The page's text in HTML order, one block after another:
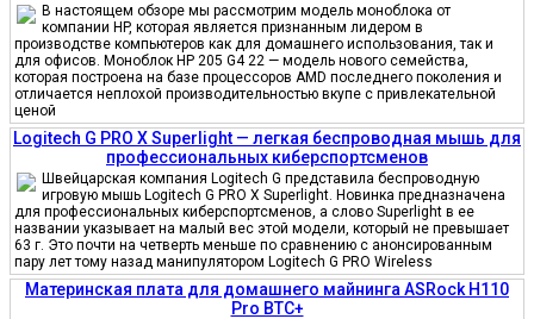
В настоящем обзоре мы рассмотрим модель моноблока от
компании HP, которая является признанным лидером в
производстве компьютеров как для домашнего использования, так и
для офисов. Моноблок HP 205 G4 22 — модель нового семейства,
которая построена на базе процессоров AMD последнего поколения и
отличается неплохой производительностью вкупе с привлекательной
ценой
Logitech G PRO X Superlight — легкая беспроводная мышь для
профессиональных киберспортсменов
Швейцарская компания Logitech G представила беспроводную
игровую мышь Logitech G PRO X Superlight. Новинка предназначена
для профессиональных киберспортсменов, а слово Superlight в ее
названии указывает на малый вес этой модели, который не превышает
63 г. Это почти на четверть меньше по сравнению с анонсированным
пару лет тому назад манипулятором Logitech G PRO Wireless
Материнская плата для домашнего майнинга ASRock H110
Pro BTC+